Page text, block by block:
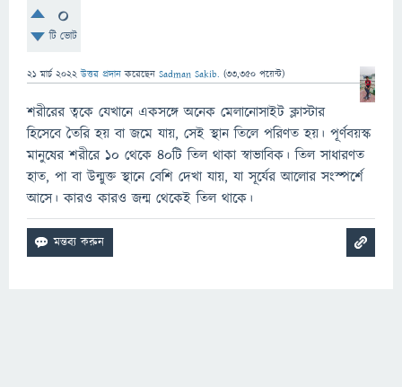
0
টি ভোট
21 মার্চ 2022 উত্তর প্রদান করেছেন Sadman Sakib. (33,350 পয়েন্ট)
শরীরের ত্বকে যেখানে একসঙ্গে অনেক মেলানোসাইট ক্লাস্টার
হিসেবে তৈরি হয় বা জমে যায়, সেই স্থান তিলে পরিণত হয়। পূর্ণবয়স্ক
মানুষের শরীরে ১০ থেকে ৪০টি তিল থাকা স্বাভাবিক। তিল সাধারণত
হাত, পা বা উন্মুক্ত স্থানে বেশি দেখা যায়, যা সূর্যের আলোর সংস্পর্শে
আসে। কারও কারও জন্ম থেকেই তিল থাকে।